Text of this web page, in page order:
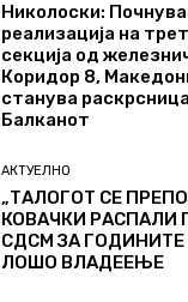
Николоски:
реализација на
секција од
Коридор 8,
станува
Балканот
АКТУЕЛНО
„ТАЛОГОТ СЕ
КОВАЧКИ РАСПАЛИ
СДСМ ЗА ГОДИНИТЕ
ЛОШО ВЛАДЕЕЊЕ